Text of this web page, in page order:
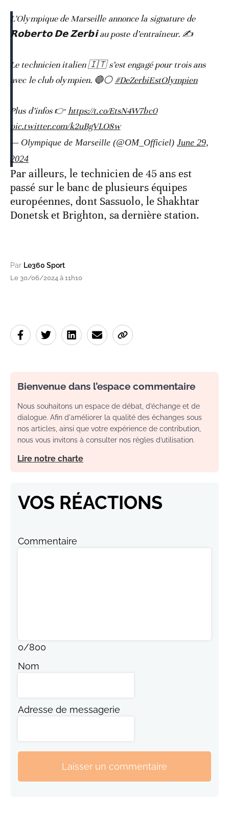
L’Olympique de Marseille annonce la signature de
𝗥𝗼𝗯𝗲𝗿𝘁𝗼 𝗗𝗲 𝗭𝗲𝗿𝗯𝗶 au poste d’entraîneur. ✍️
Le technicien italien 🇮🇹 s’est engagé pour trois ans
avec le club olympien. 🔵⚪️ #DeZerbiEstOlympien
Plus d’infos 👉https://t.co/EtsN4W7bc0
pic.twitter.com/k2uBgVLO8w
— Olympique de Marseille (@OM_Officiel) June 29,
2024
Par ailleurs, le technicien de 45 ans est
passé sur le banc de plusieurs équipes
européennes, dont Sassuolo, le Shakhtar
Donetsk et Brighton, sa dernière station.
Par Le360 Sport
Le 30/06/2024 à 11h10
Bienvenue dans l’espace commentaire
Nous souhaitons un espace de débat, d’échange et de
dialogue. Afin d'améliorer la qualité des échanges sous
nos articles, ainsi que votre expérience de contribution,
nous vous invitons à consulter nos règles d’utilisation.
Lire notre charte
VOS RÉACTIONS
Commentaire
0/800
Nom
Adresse de messagerie
Laisser un commentaire